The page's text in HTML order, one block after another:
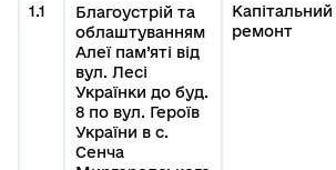
1.1
Благоустрій та
облаштуванням
Алеї пам’яті від
вул. Лесі
Українки до буд.
8 по вул. Героїв
України в с.
Сенча
Капітальний
ремонт